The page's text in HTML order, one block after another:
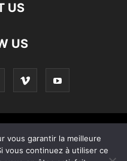
US
US
vous garantir la meilleure
vous continuez à utiliser ce